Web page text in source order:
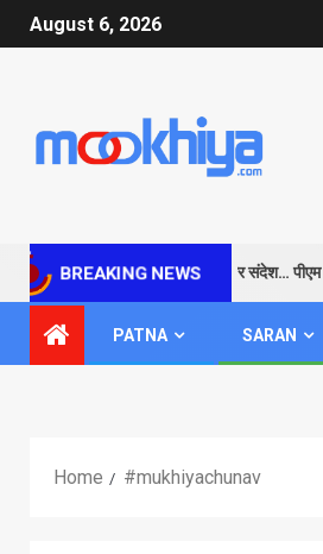
August 6, 2026
BREAKING NEWS
राम के जरिए विपक्ष को सबक और संदेश… पीएम बोले-
PATNA SARAN
Home #mukhiyachunav